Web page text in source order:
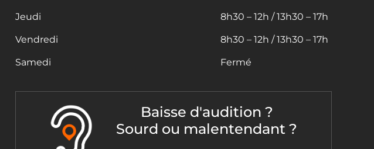
Jeudi
Vendredi
Samedi
8h30 – 12h / 13h30 – 17h
8h30 – 12h / 13h30 – 17h
Fermé
Baisse d'audition ?
Sourd ou malentendant ?